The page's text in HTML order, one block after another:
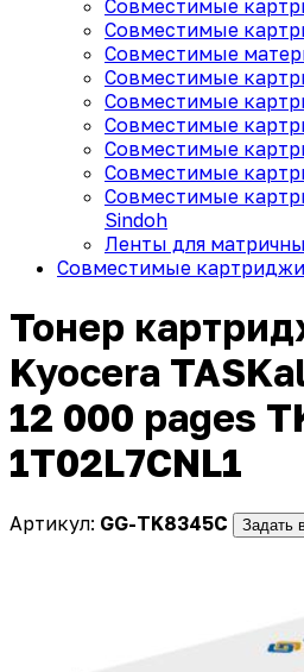
Совместимые
Совместимые
Совместимые
Совместимые
Совместимые
Совместимые
Совместимые
Совместимые
Совместимые
Sindoh
Ленты для
Совместимые
Тонер
Kyocera
12 000 pages
1T02L7CNL1
Артикул: GG-TK8345C Задать